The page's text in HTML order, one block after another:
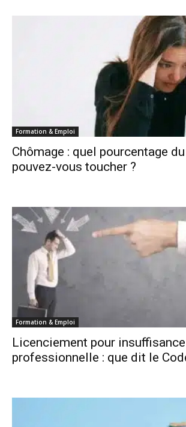
Formation & Emploi
Chômage : quel pourcentage
pouvez-vous toucher ?
Formation & Emploi
Licenciement pour insuffisance
professionnelle : que dit le